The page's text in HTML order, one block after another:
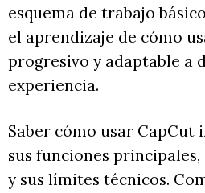
esquema de trabajo
el aprendizaje de cómo
progresivo y adaptable a
experiencia.
Saber cómo usar
sus funciones
y sus límites técnicos.